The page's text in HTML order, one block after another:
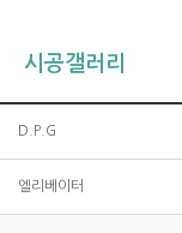
시공갤러리
D.P.G
엘리베이터